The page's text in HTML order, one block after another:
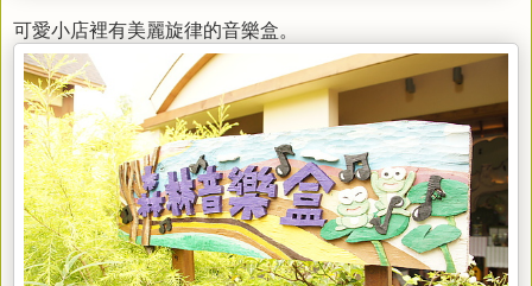
可愛小店裡有美麗旋律的音樂盒。